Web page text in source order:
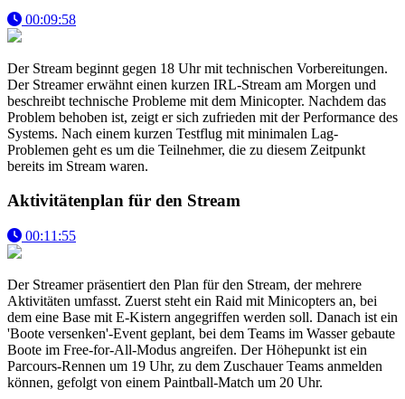
00:09:58
Der Stream beginnt gegen 18 Uhr mit technischen Vorbereitungen.
Der Streamer erwähnt einen kurzen IRL-Stream am Morgen und
beschreibt technische Probleme mit dem Minicopter. Nachdem das
Problem behoben ist, zeigt er sich zufrieden mit der Performance des
Systems. Nach einem kurzen Testflug mit minimalen Lag-
Problemen geht es um die Teilnehmer, die zu diesem Zeitpunkt
bereits im Stream waren.
Aktivitätenplan für den Stream
00:11:55
Der Streamer präsentiert den Plan für den Stream, der mehrere
Aktivitäten umfasst. Zuerst steht ein Raid mit Minicopters an, bei
dem eine Base mit E-Kistern angegriffen werden soll. Danach ist ein
'Boote versenken'-Event geplant, bei dem Teams im Wasser gebaute
Boote im Free-for-All-Modus angreifen. Der Höhepunkt ist ein
Parcours-Rennen um 19 Uhr, zu dem Zuschauer Teams anmelden
können, gefolgt von einem Paintball-Match um 20 Uhr.